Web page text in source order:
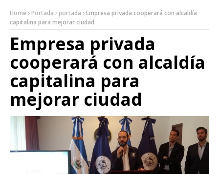
Home Portada portada
Empresa privada cooperará con alcaldía
capitalina para mejorar ciudad
Empresa privada
cooperará con alcaldía
capitalina para
mejorar ciudad